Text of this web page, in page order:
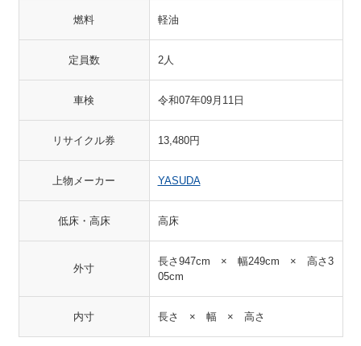
燃料 軽油
定員数 2人
車検 令和07年09月11日
リサイクル券 13,480円
上物メーカー YASUDA
低床・高床 高床
外寸
長さ947cm × 幅249cm × 高さ3
05cm
内寸 長さ × 幅 × 高さ